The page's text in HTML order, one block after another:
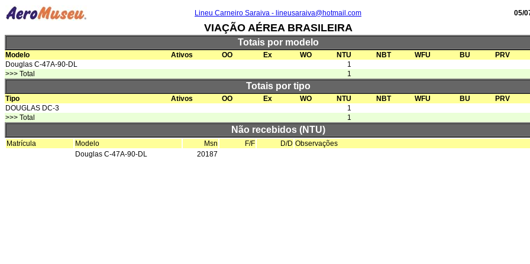
Lineu Carneiro Saraiva - lineusaraiva@hotmail.com 05/
VIAÇÃO AÉREA BRASILEIRA
Totais por modelo
Modelo Ativos OO Ex WO NTU NBT WFU BU PRV
Douglas C-47A-90-DL
1
>>> Total
1
Totais por tipo
Tipo Ativos OO Ex WO NTU NBT WFU BU PRV
DOUGLAS DC-3
1
>>> Total
1
Não recebidos (NTU)
Matrícula Modelo Msn F/F D/D Observações
Douglas C-47A-90-DL
20187